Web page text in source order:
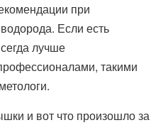
при
Если есть
лучше
такими
и вот что произошло за